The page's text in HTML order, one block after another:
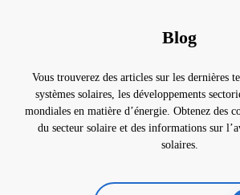
Blog
Vous trouverez des articles sur les dernières
systèmes solaires, les développements
mondiales en matière d’énergie. Obtenez des
du secteur solaire et des informations sur
solaires.